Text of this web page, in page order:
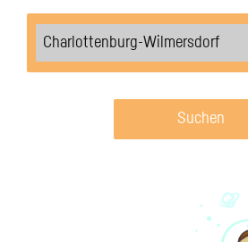
Suchen